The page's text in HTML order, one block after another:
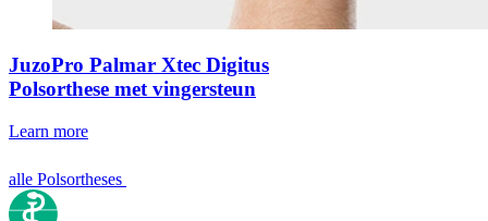
JuzoPro Palmar Xtec Digitus
Polsorthese met vingersteun
Learn more
alle Polsortheses